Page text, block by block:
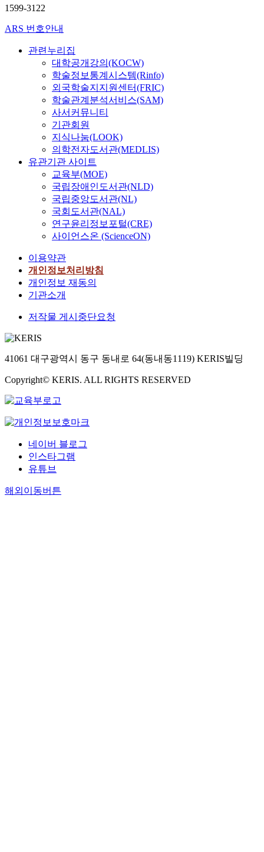
1599-3122
ARS 번호안내
관련누리집
대학공개강의(KOCW)
학술정보통계시스템(Rinfo)
외국학술지지원센터(FRIC)
학술관계분석서비스(SAM)
사서커뮤니티
기관회원
지식나눔(LOOK)
의학전자도서관(MEDLIS)
유관기관 사이트
교육부(MOE)
국립장애인도서관(NLD)
국립중앙도서관(NL)
국회도서관(NAL)
연구윤리정보포털(CRE)
사이언스온 (ScienceON)
이용약관
개인정보처리방침
개인정보 재동의
기관소개
저작물 게시중단요청
41061 대구광역시 동구 동내로 64(동내동1119) KERIS빌딩
Copyright© KERIS. ALL RIGHTS RESERVED
네이버 블로그
인스타그램
유튜브
해외이동버튼